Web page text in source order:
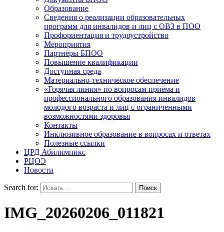
Образование
Сведения о реализации образовательных
программ для инвалидов и лиц с ОВЗ в ПОО
Профориентация и трудоустройство
Мероприятия
Партнёры БПОО
Повышение квалификации
Доступная среда
Материально-техническое обеспечение
«Горячая линия» по вопросам приёма и
профессионального образования инвалидов
молодого возраста и лиц с ограниченными
возможностями здоровья
Контакты
Инклюзивное образование в вопросах и ответах
Полезные ссылки
ЦРД Абилимпикс
РЦОЭ
Новости
Search for:
IMG_20260206_011821